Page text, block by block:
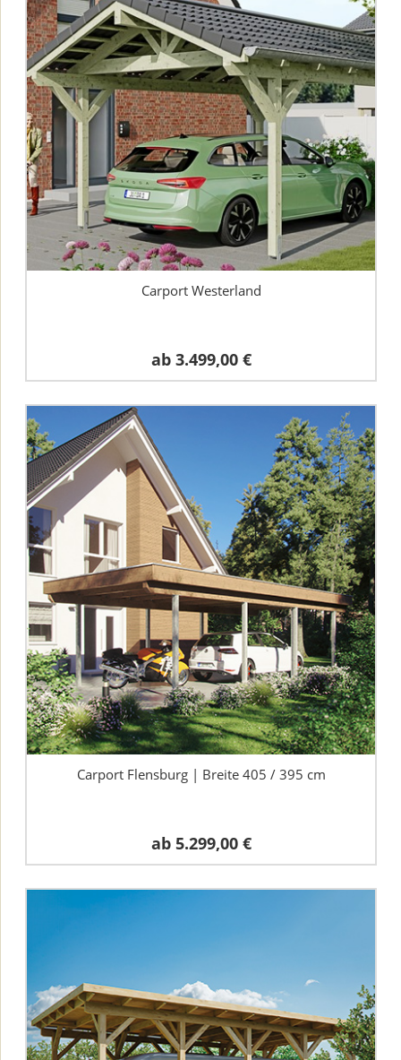
Carport Westerland
ab 3.499,00 €
Carport Flensburg | Breite 405 / 395 cm
ab 5.299,00 €